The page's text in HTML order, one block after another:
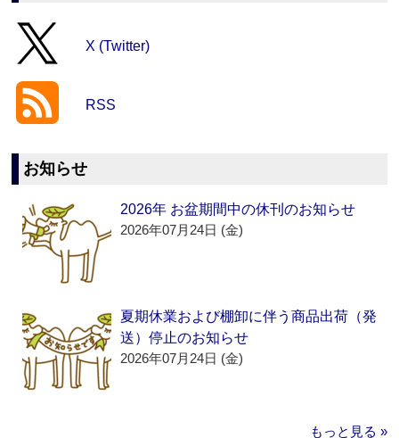
X (Twitter)
RSS
お知らせ
2026年 お盆期間中の休刊のお知らせ
2026年07月24日 (金)
夏期休業および棚卸に伴う商品出荷（発
送）停止のお知らせ
2026年07月24日 (金)
もっと見る »